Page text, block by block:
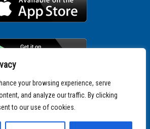
your browsing experience, serve
and analyze our traffic. By clicking
to our use of cookies.
© 2025 SPARTATHLON